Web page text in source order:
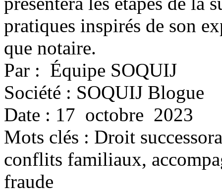
pratiques inspirés de son
que notaire.
Par : Équipe SOQUIJ
Société : SOQUIJ Blogue
Date : 17 octobre 2023
Mots clés : Droit
conflits familiaux,
fraude